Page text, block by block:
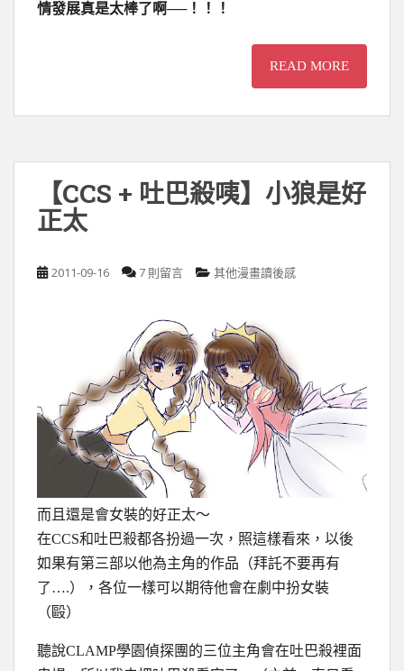
情發展真是太棒了啊──！！！
READ MORE
【CCS + 吐巴殺咦】小狼是好
正太
2011-09-16 7 則留言 其他漫畫讀後感
而且還是會女裝的好正太～
在CCS和吐巴殺都各扮過一次，照這樣看來，以後
如果有第三部以他為主角的作品（拜託不要再有
了….），各位一樣可以期待他會在劇中扮女裝
（毆）
聽說CLAMP學園偵探團的三位主角會在吐巴殺裡面